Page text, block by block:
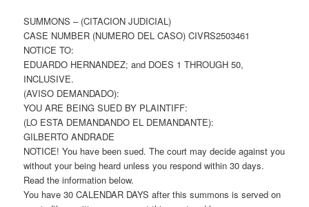
SUMMONS – (CITACION JUDICIAL)
CASE NUMBER (NUMERO DEL CASO) CIVRS2503461
NOTICE TO:
EDUARDO HERNANDEZ; and DOES 1 THROUGH 50,
INCLUSIVE.
(AVISO DEMANDADO):
YOU ARE BEING SUED BY PLAINTIFF:
(LO ESTA DEMANDANDO EL DEMANDANTE):
GILBERTO ANDRADE
NOTICE! You have been sued. The court may decide against you
without your being heard unless you respond within 30 days.
Read the information below.
You have 30 CALENDAR DAYS after this summons is served on